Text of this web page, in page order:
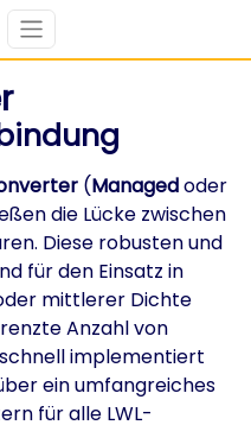
(Managedoder
die Lücke zwischen
Diese robusten und
für den Einsatz in
mittlerer Dichte
Anzahl von
implementiert
ein umfangreiches
für alle LWL-